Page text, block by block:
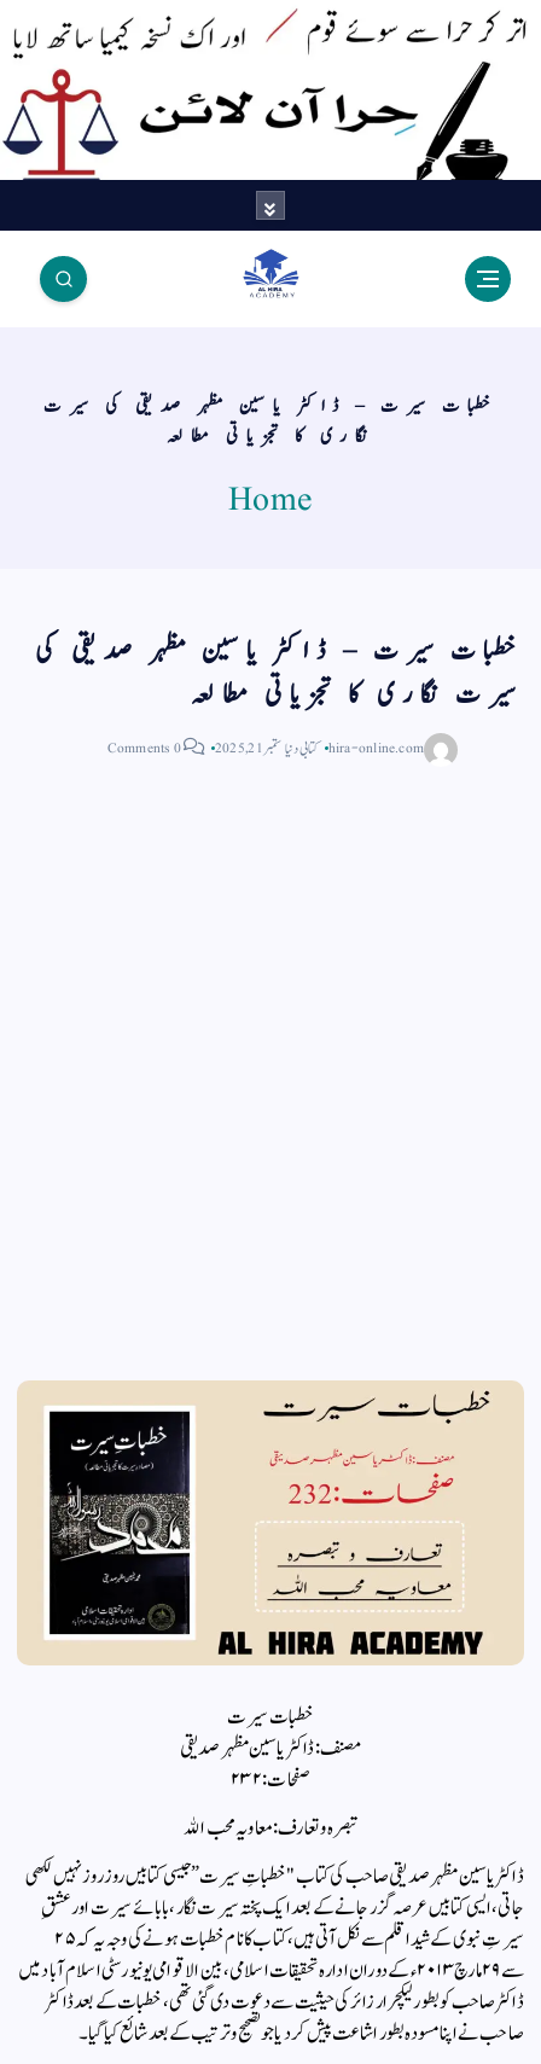
اک نسخہ کیمیا ساتھ لایا
خطبات سیرت – ڈاکٹر یاسین مظہر صدیقی کی سیرت
نگاری کا تجزیاتی مطالعہ
Home
خطبات سیرت – ڈاکٹر یاسین مظہر صدیقی کی
سیرت نگاری کا تجزیاتی مطالعہ
hira-online.com کتابی دنیاستمبر 21, 2025 0 Comments
خطبات سیرت
مصنف: ڈاکٹر یاسین مظہر صدیقی
صفحات: ۲۳۲
تبصرہ و تعارف: معاویہ محب الله
ڈاکٹر یاسین مظہر صدیقی صاحب کی کتاب "خطباتِ سیرت” جیسی کتابیں روز روز نہیں لکھی
جاتی، ایسی کتابیں عرصہ گزر جانے کے بعد ایک پختہ سیرت نگار، بابائے سیرت اور عشقِ
سیرتِ نبوی کے شیدا قلم سے نکل آتی ہیں، کتاب کا نام خطبات ہونے کی وجہ یہ کہ ۲۵
سے ۲۹ مارچ ۲۰۱۳ء کے دوران ادارہ تحقیقات اسلامی، بین الاقوامی یونیورسٹی اسلام آباد میں
ڈاکٹر صاحب کو بطور لیکچرار زائر کی حیثیت سے دعوت دی گئی تھی، خطبات کے بعد ڈاکٹر
صاحب نے اپنا مسودہ بطور اشاعت پیش کر دیا جو تصحیح و ترتیب کے بعد شائع کیا گیا۔